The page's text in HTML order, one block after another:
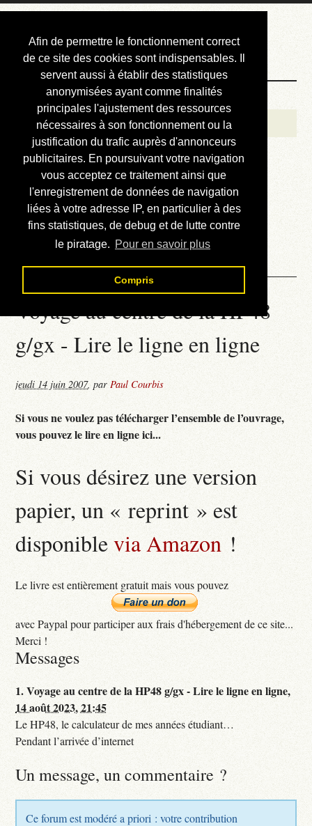
Afin de permettre le fonctionnement correct
de ce site des cookies sont indispensables. Il
servent aussi à établir des statistiques
anonymisées ayant comme finalités
principales l'ajustement des ressources
nécessaires à son fonctionnement ou la
justification du trafic auprès d'annonceurs
publicitaires. En poursuivant votre navigation
vous acceptez ce traitement ainsi que
l'enregistrement de données de navigation
liées à votre adresse IP, en particulier à des
fins statistiques, de debug et de lutte contre
le piratage. Pour en savoir plus
Compris
Courbis, « LE »
Blog Officiel
Bienvenue
Réalisations
Divers (et d’été)
Annonces
Liens externes
Téléchargement
Contact
Voyage au centre de la HP48
g/gx - Lire le ligne en ligne
jeudi 14 juin 2007,parPaul Courbis
Si vous ne voulez pas télécharger l’ensemble de l’ouvrage,
vous pouvez le lire en ligne ici...
Si vous désirez une version
papier, un « reprint » est
disponiblevia Amazon !
Le livre est entièrement gratuit mais vous pouvez
avec Paypal pour participer aux frais d'hébergement de ce site...
Merci !
Messages
1.Voyage au centre de la HP48 g/gx - Lire le ligne en ligne,
14 août 2023, 21:45
Le HP48, le calculateur de mes années étudiant…
Pendant l’arrivée d’internet
Un message, un commentaire ?
Ce forum est modéré a priori : votre contribution